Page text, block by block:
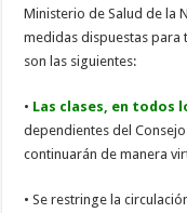
Ministerio de Salud de la
medidas dispuestas para
son las siguientes:
• Las clases, en todos
dependientes del
continuarán de manera
• Se restringe la